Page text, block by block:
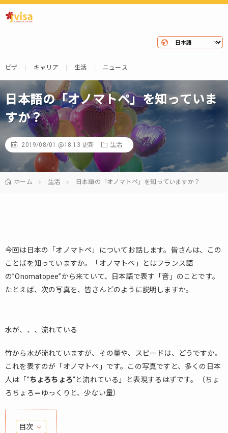
ビザ キャリア 生活 ニュース
日本語の「オノマトペ」を知っていま
すか？
2019/08/01 @18:13 更新 生活
ホーム 生活 日本語の「オノマトペ」を知っていますか？
今回は日本の「オノマトペ」についてお話します。皆さんは、この
ことばを知っていますか。「オノマトペ」とはフランス語
の”Onomatopee”から来ていて、日本語で表す「音」のことです。
たとえば、次の写真を、皆さんどのように説明しますか。
水が、、、流れている
竹から水が流れていますが、その量や、スピードは、どうですか。
これを表すのが「オノマトペ」です。この写真ですと、多くの日本
人は「”ちょろちょろ“と流れている」と表現するはずです。（ちょ
ろちょろ＝ゆっくりと、少ない量）
目次